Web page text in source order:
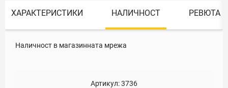
ХАРАКТЕРИСТИКИ НАЛИЧНОСТ РЕВЮТА
Наличност в магазинната мрежа
Артикул:3736